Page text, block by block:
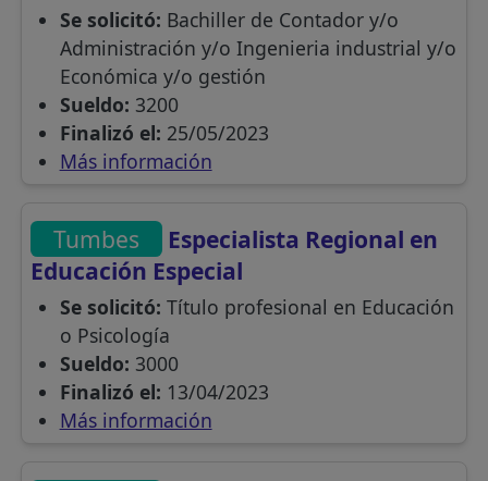
Se solicitó: Bachiller de Contador y/o
Administración y/o Ingenieria industrial y/o
Económica y/o gestión
Sueldo: 3200
Finalizó el: 25/05/2023
Más información
Tumbes
Especialista Regional en
Educación Especial
Se solicitó: Título profesional en Educación
o Psicología
Sueldo: 3000
Finalizó el: 13/04/2023
Más información